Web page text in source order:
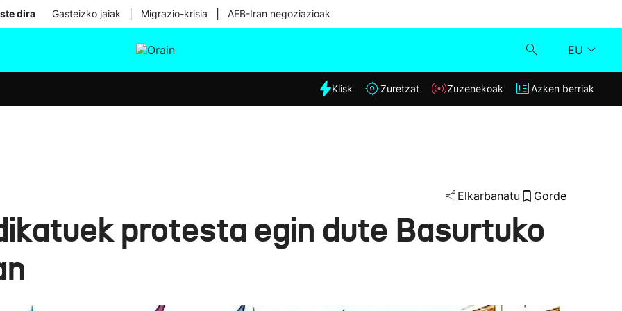
dira Gasteizko jaiak Migrazio-krisia AEB-Iran negoziazioak
EU
Eguraldia
Klisk
Azken berriak
Klisk Zuretzat Zuzenekoak Azken berriak
Elkarbanatu Gorde
protesta egin dute Basurtuko